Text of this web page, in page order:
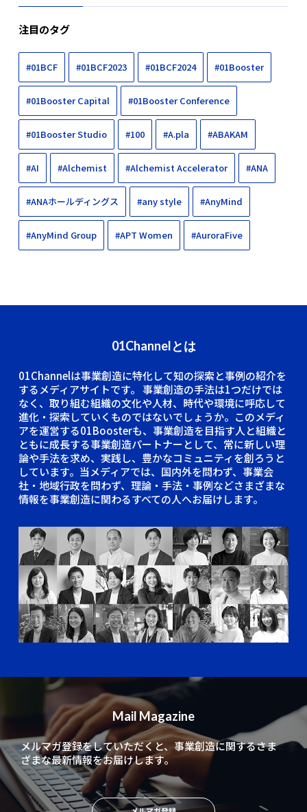
注目のタグ
#01BCF #01BCF2023 #01BCF2024 #01Booster
#01Booster Capital #01Booster Conference
#01Booster Studio #100 #A.pla #ABAKAM
#AI #Alchemist #Alchemist Accelerator #ANA
#ANAホールディングス #any style #AnyMind
#AnyMind Group #APT Women #AuroraFive
01Channelとは
01Channelは事業創造に特化して知の探索と事例の紹介を
するメディアサイトです。 事業創造の手法は1つだけでは
なく、取り組む組織の文化や人材、時代や環境に呼応して
進化・探索していくものではないでしょうか。このメディ
アを運営する01Boosterも、事業創造を目指す人と組織と
ともに成長する事業創造パートナーとして、常に新しい理
論や手法を求め、実践し、豊かなコミュニティを創ろうと
しています。当メディアでは、国内外を問わず、事業会
社・地域行政を問わず、理論・手法・事例などさまざまな
情報を事業創造に関わるすべての人へお届けします。
Mail Magazine
メルマガ登録をしていただくと、事業創造に関するさま
ざまな最新情報をお届けします。